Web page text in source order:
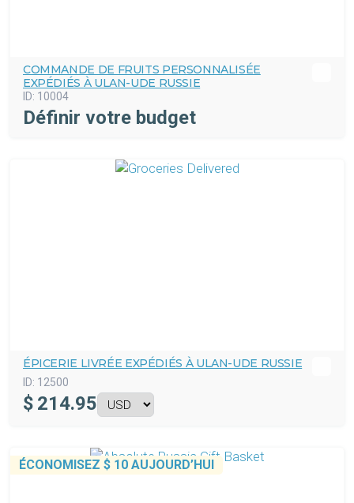
COMMANDE DE FRUITS PERSONNALISÉE
EXPÉDIÉS À ULAN-UDE RUSSIE
ID: 10004
Définir votre budget
ÉPICERIE LIVRÉE EXPÉDIÉS À ULAN-UDE RUSSIE
ID: 12500
$ 214.95
ÉCONOMISEZ $ 10 AUJOURD’HUI